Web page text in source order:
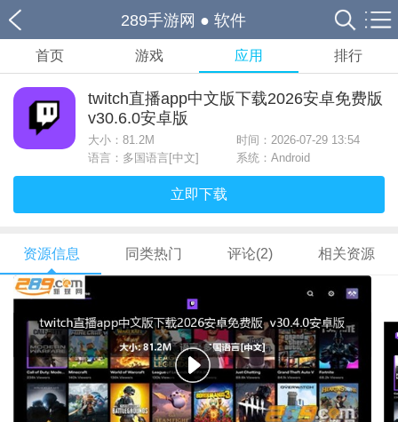
289手游网 ● 软件
首页 游戏 应用 排行
twitch直播app中文版下载2026安卓免费版
v30.6.0安卓版
大小： 81.2M
时间：2026-07-29 13:54
语言：多国语言[中文]
系统：Android
立即下载
资源信息 同类热门 评论(2) 相关资源